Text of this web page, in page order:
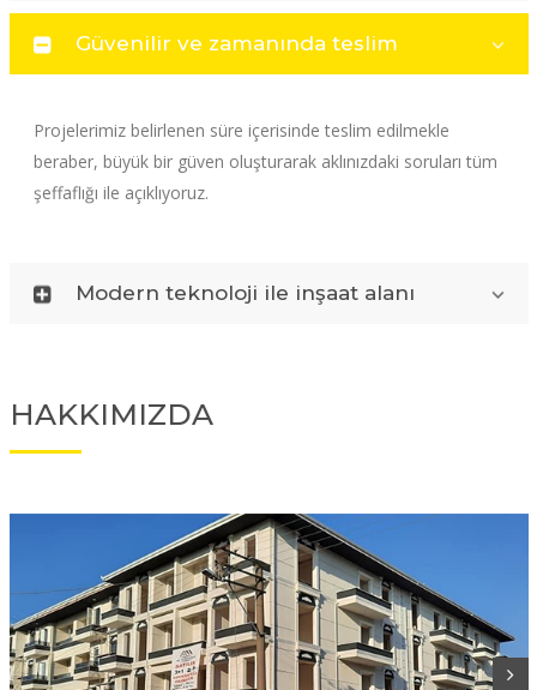
Güvenilir ve zamanında teslim
Projelerimiz belirlenen süre içerisinde teslim edilmekle
beraber, büyük bir güven oluşturarak aklınızdaki soruları tüm
şeffaflığı ile açıklıyoruz.
Modern teknoloji ile inşaat alanı
HAKKIMIZDA